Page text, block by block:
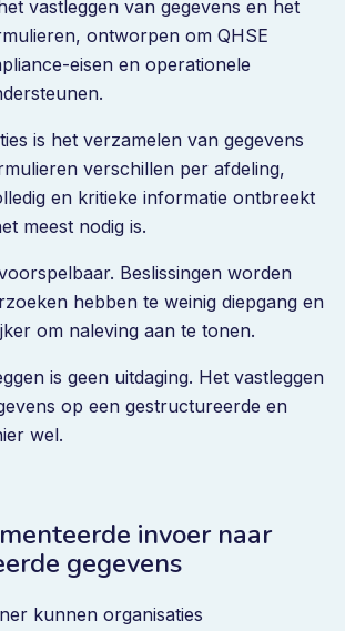
vastleggen van gegevens en het
ontworpen om QHSE
eisen en operationele
is het verzamelen van gegevens
verschillen per afdeling,
en kritieke informatie ontbreekt
meest nodig is.
Beslissingen worden
hebben te weinig diepgang en
om naleving aan te tonen.
is geen uitdaging. Het vastleggen
op een gestructureerde en
wel.
invoer naar
gegevens
kunnen organisaties